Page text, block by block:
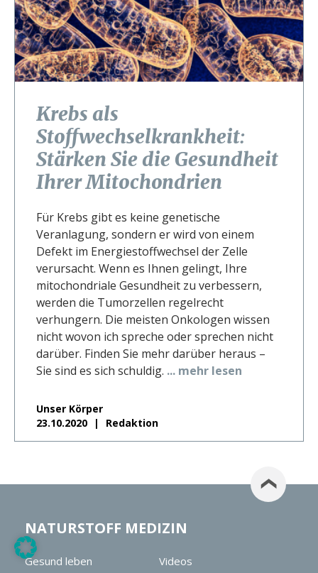
Krebs als
Stoffwechselkrankheit:
Stärken Sie die Gesundheit
Ihrer Mitochondrien
Für Krebs gibt es keine genetische
Veranlagung, sondern er wird von einem
Defekt im Energiestoffwechsel der Zelle
verursacht. Wenn es Ihnen gelingt, Ihre
mitochondriale Gesundheit zu verbessern,
werden die Tumorzellen regelrecht
verhungern. Die meisten Onkologen wissen
nicht wovon ich spreche oder sprechen nicht
darüber. Finden Sie mehr darüber heraus –
Sie sind es sich schuldig. ... mehr lesen
Unser Körper
23.10.2020
Redaktion
NATURSTOFF MEDIZIN
Gesund leben Videos